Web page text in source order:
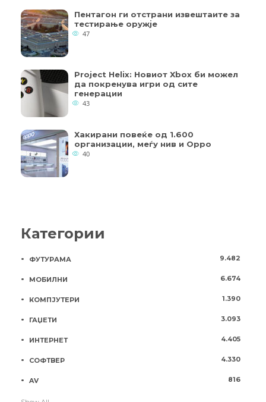
Пентагон ги отстрани извештаите за
тестирање оружје
47
Project Helix: Новиот Xbox би можел
да покренува игри од сите
генерации
43
Хакирани повеќе од 1.600
организации, меѓу нив и Oppo
40
Категории
ФУТУРАМА 9.482
МОБИЛНИ 6.674
КОМПЈУТЕРИ 1.390
ГАЏЕТИ 3.093
ИНТЕРНЕТ 4.405
СОФТВЕР 4.330
AV 816